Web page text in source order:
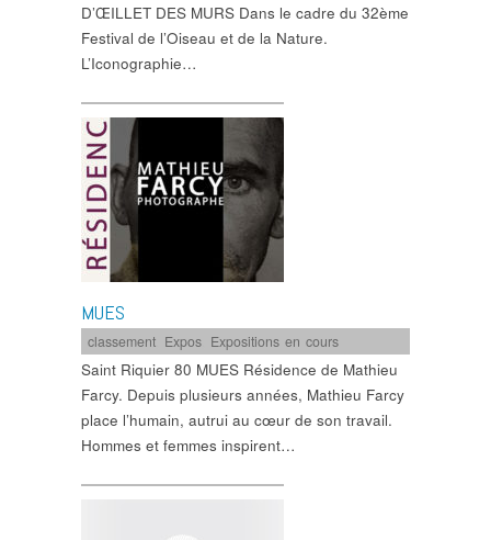
D’ŒILLET DES MURS Dans le cadre du 32ème
Festival de l’Oiseau et de la Nature.
L’Iconographie…
MUES
classement Expos Expositions en cours
Saint Riquier 80 MUES Résidence de Mathieu
Farcy. Depuis plusieurs années, Mathieu Farcy
place l’humain, autrui au cœur de son travail.
Hommes et femmes inspirent…